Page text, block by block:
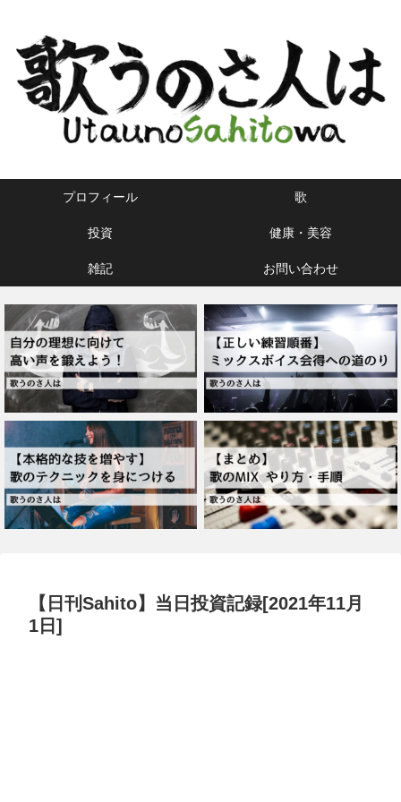
プロフィール 歌
投資 健康・美容
雑記 お問い合わせ
【日刊Sahito】当日投資記録[2021年11月
1日]